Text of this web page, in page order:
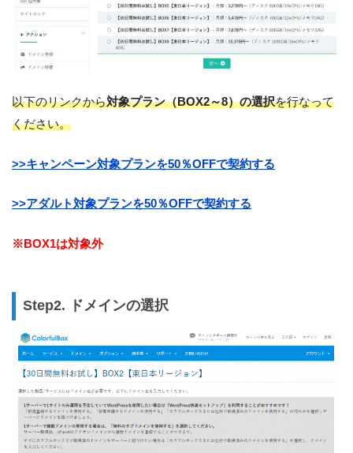
以下のリンクから対象プラン（BOX2～8）の選択を行なって
ください。
>>キャンペーン対象プランを50％OFFで契約する
>>アダルト対象プランを50％OFFで契約する
※BOX1は対象外
Step2. ドメインの選択